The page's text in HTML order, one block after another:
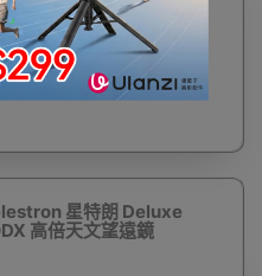
$154 $200
星特朗 Deluxe
高倍天文望遠鏡